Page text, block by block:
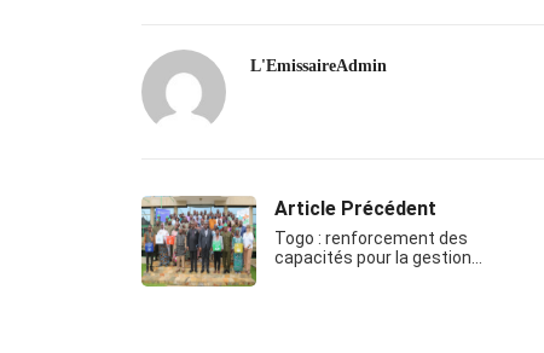
L'EmissaireAdmin
Article Précédent
Togo : renforcement des
capacités pour la gestion…